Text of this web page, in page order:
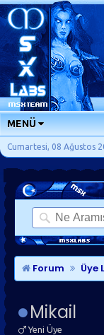
MENÜ
ANA SAYFA
FORUMLAR
SORU-CEVAP
GÜNLÜKLER
SON MESAJLAR
KISAYOLLAR
Cumartesi, 08 Ağustos
Forum Üye
Mikail
Yeni Üye